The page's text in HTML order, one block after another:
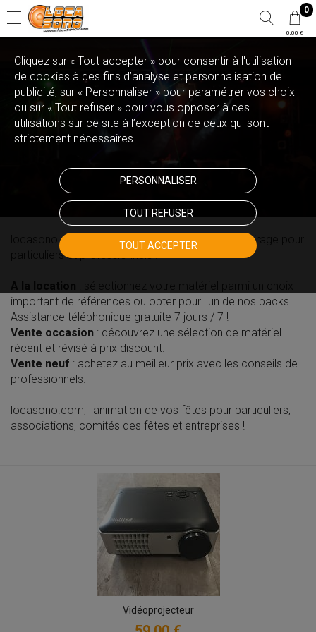
0
0,00 €
locasono.com, matériel de sonorisation et d'éclairage pour
particuliers et professionnels !
important de références ou opter pour l'un de nos packs.
Assistance téléphonique gratuite 7 jours / 7 !
Vente occasion : découvrez une sélection de matériel
récent et révisé à prix discount.
Vente neuf : achetez au meilleur prix avec les conseils de
professionnels.
locasono.com, l'animation de vos fêtes pour particuliers,
associations, comités des fêtes et entreprises !
Vidéoprojecteur
Cliquez sur « Tout accepter » pour consentir à l'utilisation
de cookies à des fins d’analyse et personnalisation de
publicité, sur « Personnaliser » pour paramétrer vos choix
ou sur « Tout refuser » pour vous opposer à ces
utilisations sur ce site à l’exception de ceux qui sont
strictement nécessaires.
PERSONNALISER
TOUT REFUSER
TOUT ACCEPTER